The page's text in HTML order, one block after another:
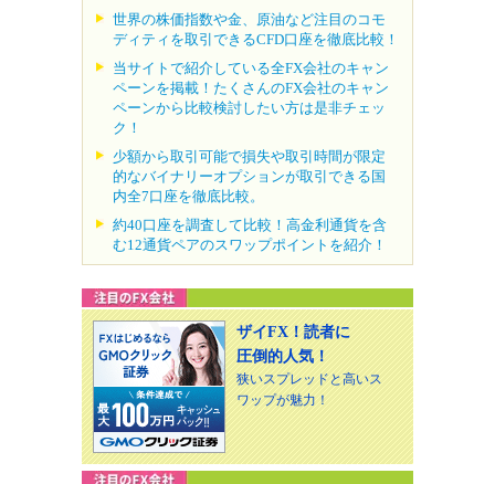
世界の株価指数や金、原油など注目のコモ
ディティを取引できるCFD口座を徹底比較！
当サイトで紹介している全FX会社のキャン
ペーンを掲載！たくさんのFX会社のキャン
ペーンから比較検討したい方は是非チェッ
ク！
少額から取引可能で損失や取引時間が限定
的なバイナリーオプションが取引できる国
内全7口座を徹底比較。
約40口座を調査して比較！高金利通貨を含
む12通貨ペアのスワップポイントを紹介！
ザイFX！読者に
圧倒的人気！
狭いスプレッドと高いス
ワップが魅力！